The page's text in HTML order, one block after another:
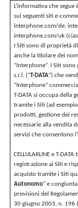
L’informativa che
sui seguenti siti e-
interphone.com/de,
interphone.com/uk
I Siti sono di proprietà di
anche la titolare dei
“Interphone”. I Siti sono
s.r.l. (“T-DATA”) che
“Interphone”
T-DATA si occupa della
tramite i Siti (ad
prodotti, gestione dei
necessarie alla vendita
servizi che consentono
CELLULARLINE e T-
registrazione ai Siti e
acquisto tramite i Siti
Autonomo" e
previsioni del
30 giugno 2003, n. 196